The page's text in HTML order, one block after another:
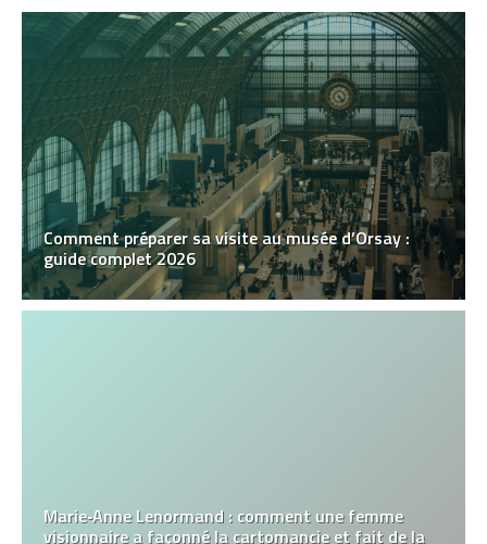
Comment préparer sa visite au musée d’Orsay :
guide complet 2026
Marie‑Anne Lenormand : comment une femme
visionnaire a façonné la cartomancie et fait de la